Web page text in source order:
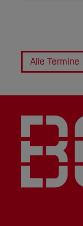
Alle Termine